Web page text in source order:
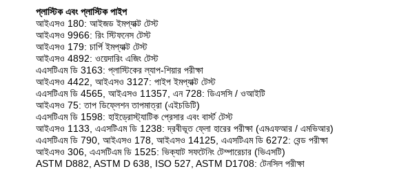
প্লাস্টিক এবং প্লাস্টিক পাইপ
আইএসও 180: আইজড ইমপ্যাক্ট টেস্ট
আইএসও 9966: রিং স্টিফনেস টেস্ট
আইএসও 179: চার্পি ইমপ্যাক্ট টেস্ট
আইএসও 4892: ওয়েদারিং এজিং টেস্ট
এএসটিএম ডি 3163: প্লাস্টিকের ল্যাপ-শিয়ার পরীক্ষা
আইএসও 4422, আইএসও 3127: পাইপ ইমপ্যাক্ট টেস্ট
এএসটিএম ডি 4565, আইএসও 11357, এন 728: ডিএসসি / ওআইটি
আইএসও 75: তাপ ডিফ্লেশন তাপমাত্রা (এইচডিটি)
এএসটিএম ডি 1598: হাইড্রোস্ট্যাটিক প্রেসার এবং বার্স্ট টেস্ট
আইএসও 1133, এএসটিএম ডি 1238: দ্রবীভূত ফ্লো হারের পরীক্ষা (এমএফআর / এমভিআর)
এএসটিএম ডি 790, আইএসও 178, আইএসও 14125, এএসটিএম ডি 6272: বেন্ড পরীক্ষা
আইএসও 306, এএসটিএম ডি 1525: ভিক্যাট সফটেনিং টেম্পারেচার (ভিএসটি)
ASTM D882, ASTM D 638, ISO 527, ASTM D1708: টেনসিল পরীক্ষা